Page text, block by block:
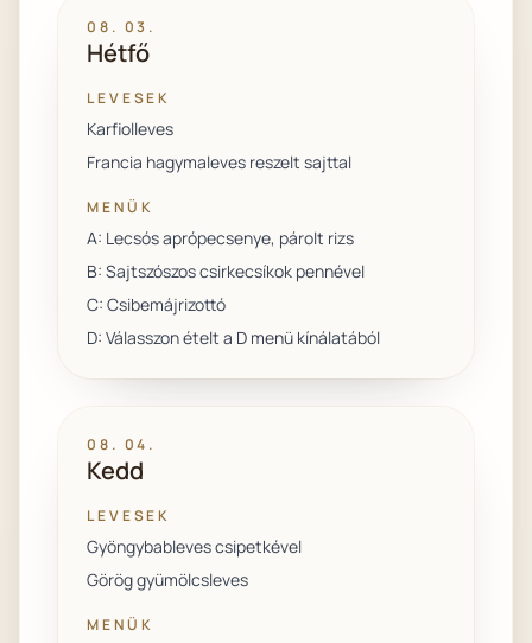
08. 03.
Hétfő
LEVESEK
Karfiolleves
Francia hagymaleves reszelt sajttal
MENÜK
A: Lecsós aprópecsenye, párolt rizs
B: Sajtszószos csirkecsíkok pennével
C: Csibemájrizottó
D: Válasszon ételt a D menü kínálatából
08. 04.
Kedd
LEVESEK
Gyöngybableves csipetkével
Görög gyümölcsleves
MENÜK